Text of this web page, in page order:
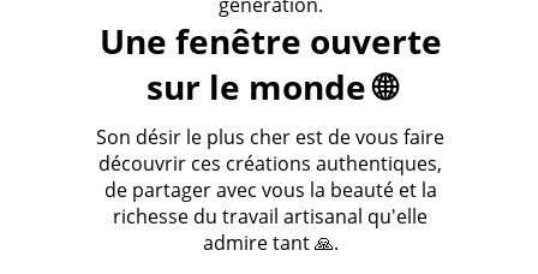
Une fenêtre ouverte
sur le monde 🌐
Son désir le plus cher est de vous faire
découvrir ces créations authentiques,
de partager avec vous la beauté et la
richesse du travail artisanal qu'elle
admire tant 🙏.